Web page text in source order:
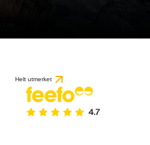
Helt utmerket